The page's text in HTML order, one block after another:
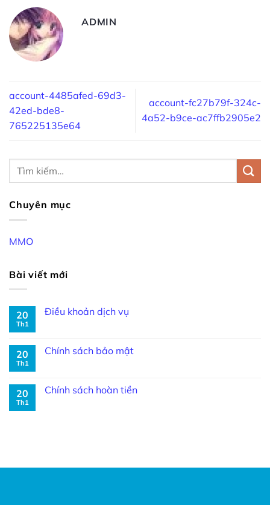
ADMIN
account-4485afed-69d3-
42ed-bde8-
765225135e64
account-fc27b79f-324c-
4a52-b9ce-ac7ffb2905e2
Chuyên mục
MMO
Bài viết mới
20
Th1
Điều khoản dịch vụ
20
Th1
Chính sách bảo mật
20
Th1
Chính sách hoàn tiền